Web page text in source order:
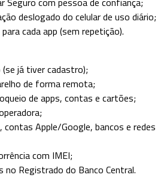
deslogado do celular de uso diário;
cada app (sem repetição).
(se já tiver cadastro);
de forma remota;
de apps, contas e cartões;
contas Apple/Google, bancos e redes
com IMEI;
Registrado do Banco Central.